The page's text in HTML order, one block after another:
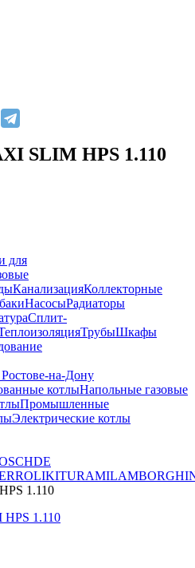
SLIM HPS 1.110
для
КанализацияКоллекторные
НасосыРадиаторы
Сплит-
ТрубыШкафы
на-Дону
котлыНапольные газовые
Промышленные
Электрические котлы
DE
KITURAMI
1.110